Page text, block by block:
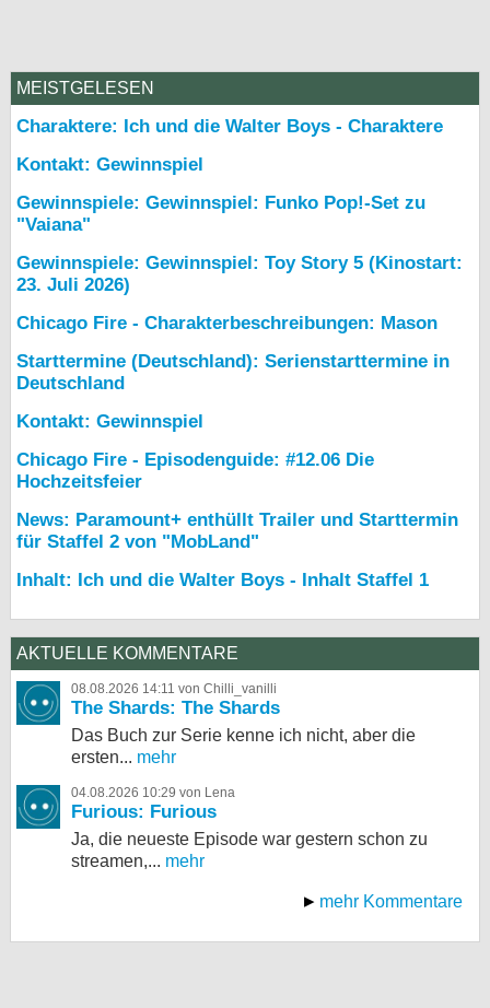
MEISTGELESEN
Charaktere: Ich und die Walter Boys - Charaktere
Kontakt: Gewinnspiel
Gewinnspiele: Gewinnspiel: Funko Pop!-Set zu
"Vaiana"
Gewinnspiele: Gewinnspiel: Toy Story 5 (Kinostart:
23. Juli 2026)
Chicago Fire - Charakterbeschreibungen: Mason
Starttermine (Deutschland): Serienstarttermine in
Deutschland
Kontakt: Gewinnspiel
Chicago Fire - Episodenguide: #12.06 Die
Hochzeitsfeier
News: Paramount+ enthüllt Trailer und Starttermin
für Staffel 2 von "MobLand"
Inhalt: Ich und die Walter Boys - Inhalt Staffel 1
AKTUELLE KOMMENTARE
08.08.2026 14:11 von Chilli_vanilli
The Shards: The Shards
Das Buch zur Serie kenne ich nicht, aber die
ersten... mehr
04.08.2026 10:29 von Lena
Furious: Furious
Ja, die neueste Episode war gestern schon zu
streamen,... mehr
mehr Kommentare